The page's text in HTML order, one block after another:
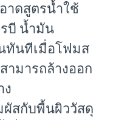
าดสูตรน้ำใช้
บี น้ำมัน
ทันทีเมื่อโฟมส
ามารถล้างออก
ง
ผัสกับพื้นผิววัสดุ